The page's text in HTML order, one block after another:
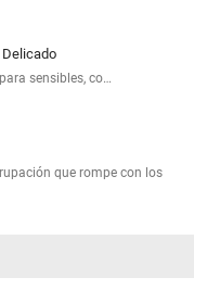
Delicado
sensibles, co…
que rompe con los